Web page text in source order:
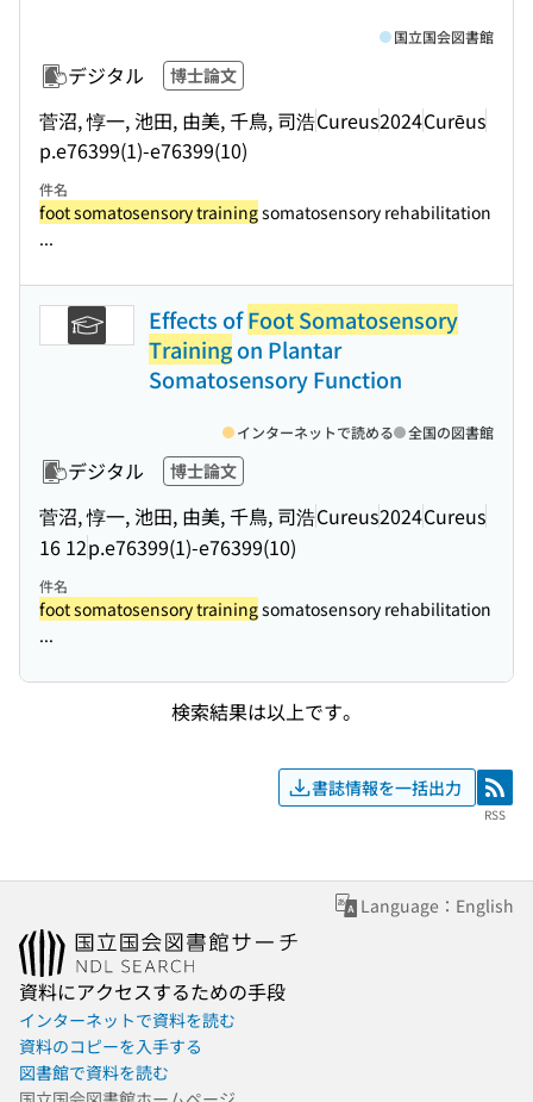
デジタル 博士論文
菅沼, 惇一, 池田, 由美, 千鳥, 司浩Cureus2024Curēus
p.e76399(1)-e76399(10)
国立国会図書館
件名
foot somatosensory trainingsomatosensory rehabilitation
...
Effects ofFoot Somatosensory
Trainingon Plantar
Somatosensory Function
デジタル 博士論文
菅沼, 惇一, 池田, 由美, 千鳥, 司浩Cureus2024Cureus
16 12p.e76399(1)-e76399(10)
インターネットで読める 全国の図書館
件名
foot somatosensory trainingsomatosensory rehabilitation
...
検索結果は以上です。
書誌情報を一括出力 RSS
RSS
Language：English
資料にアクセスするための手段
インターネットで資料を読む
資料のコピーを入手する
図書館で資料を読む